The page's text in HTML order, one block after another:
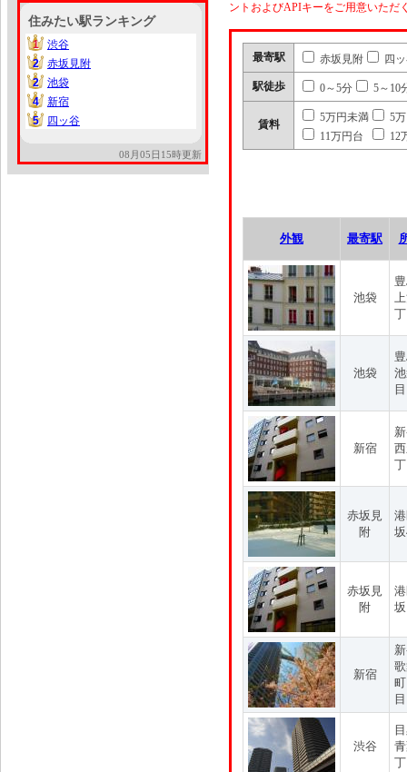
住みたい駅ランキング
1
1
渋谷
2
2
赤坂見附
2
2
池袋
4
4
新宿
5
5 四ッ谷
08月05日15時更新
ントおよびAPIキーをご用意いただ
最寄駅 赤坂見附 四
駅徒歩 0～5分 5～10
賃料
5万円未満
5
11万円台
12
外観 最寄駅
池袋
池袋
新宿
赤坂見
附
赤坂見
附
新宿
目
渋谷